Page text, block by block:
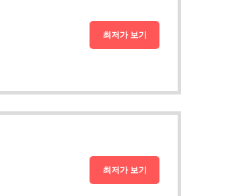
최저가 보기
최저가 보기